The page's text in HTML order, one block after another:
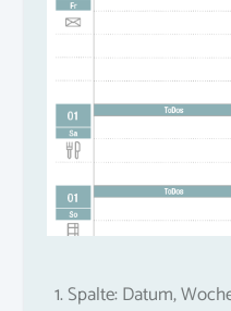
Spalte: Datum,